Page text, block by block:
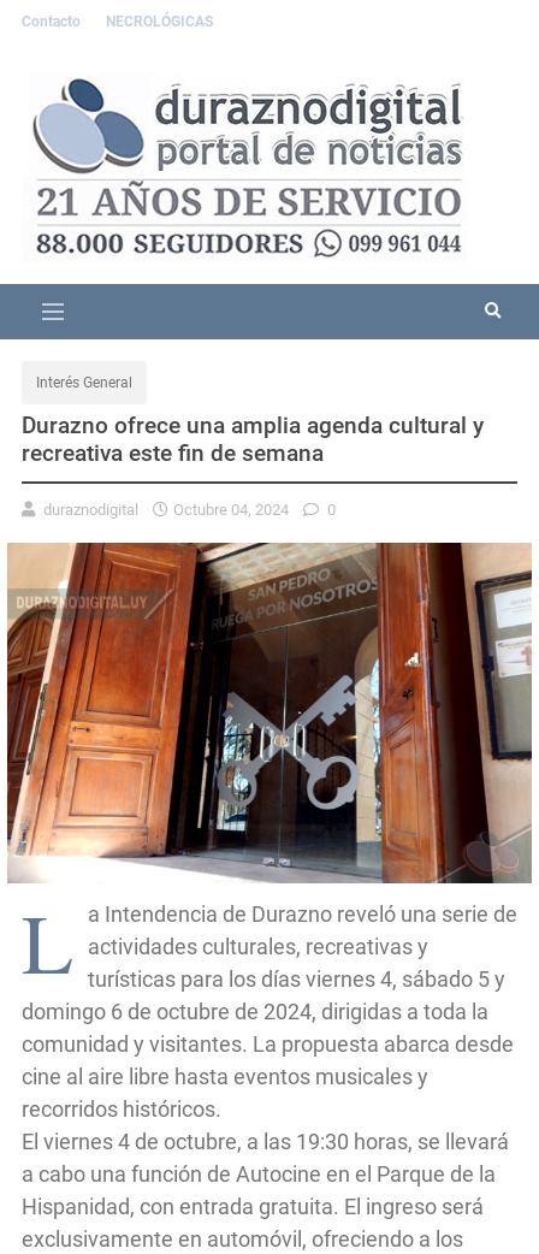
Contacto NECROLÓGICAS
Interés General
Durazno ofrece una amplia agenda cultural y
recreativa este fin de semana
duraznodigital Octubre 04, 2024 0
L
a Intendencia de Durazno reveló una serie de
actividades culturales, recreativas y
turísticas para los días viernes 4, sábado 5 y
domingo 6 de octubre de 2024, dirigidas a toda la
comunidad y visitantes. La propuesta abarca desde
cine al aire libre hasta eventos musicales y
recorridos históricos.
El viernes 4 de octubre, a las 19:30 horas, se llevará
a cabo una función de Autocine en el Parque de la
Hispanidad, con entrada gratuita. El ingreso será
exclusivamente en automóvil, ofreciendo a los